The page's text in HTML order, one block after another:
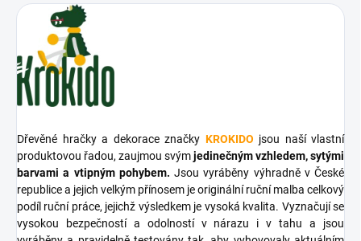
Dřevěné hračky a dekorace značky KROKIDO jsou naší vlastní
produktovou řadou, zaujmou svýmjedinečným vzhledem, sytými
barvami a vtipným pohybem. Jsou vyráběny výhradně v České
republice a jejich velkým přínosem je originální ruční malba celkový
podíl ruční práce, jejichž výsledkem je vysoká kvalita. Vyznačují se
vysokou bezpečností a odolností v nárazu i v tahu a jsou